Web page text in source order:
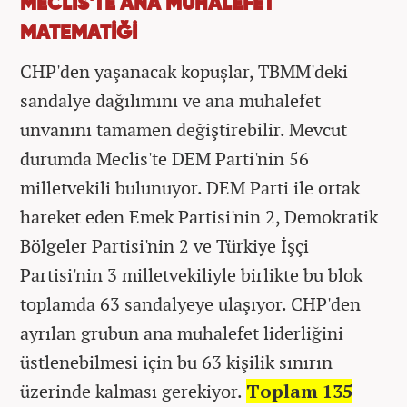
MECLİS'TE ANA MUHALEFET
MATEMATİĞİ
CHP'den yaşanacak kopuşlar, TBMM'deki
sandalye dağılımını ve ana muhalefet
unvanını tamamen değiştirebilir. Mevcut
durumda Meclis'te DEM Parti'nin 56
milletvekili bulunuyor. DEM Parti ile ortak
hareket eden Emek Partisi'nin 2, Demokratik
Bölgeler Partisi'nin 2 ve Türkiye İşçi
Partisi'nin 3 milletvekiliyle birlikte bu blok
toplamda 63 sandalyeye ulaşıyor. CHP'den
ayrılan grubun ana muhalefet liderliğini
üstlenebilmesi için bu 63 kişilik sınırın
üzerinde kalması gerekiyor. Toplam 135